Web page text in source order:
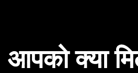
आपको क्या